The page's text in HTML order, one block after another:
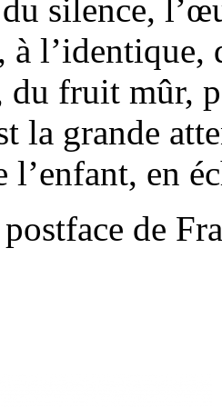
silence,
à l’identique,
du fruit mûr,
la grande
l’enfant, en
de